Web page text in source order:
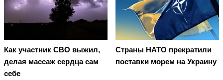
Как участник СВО выжил,
делая массаж сердца сам
себе
Страны НАТО прекратили
поставки морем на Украину